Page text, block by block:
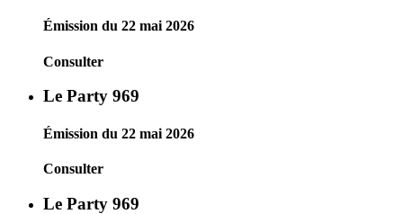
Émission du 22 mai 2026
Consulter
Le Party 969
Émission du 22 mai 2026
Consulter
Le Party 969